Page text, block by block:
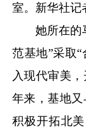
室。新华社记
她所在的马
范基地”采取
入现代审美
年来，基地又
积极开拓北